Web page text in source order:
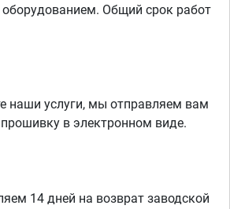
Общий срок работ
наши услуги, мы отправляем вам
в электронном виде.
14 дней на возврат заводской